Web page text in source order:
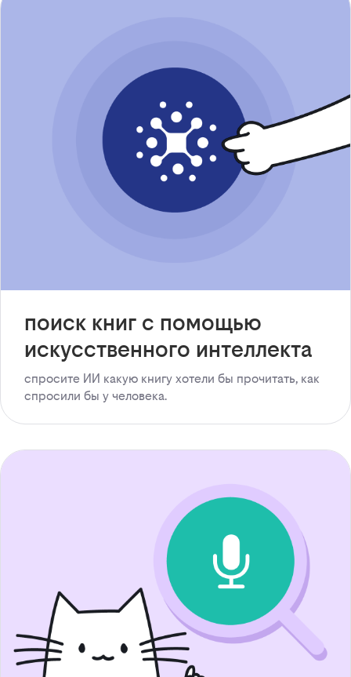
поиск книг с помощью
искусственного интеллекта
спросите ИИ какую книгу хотели бы прочитать, как
спросили бы у человека.